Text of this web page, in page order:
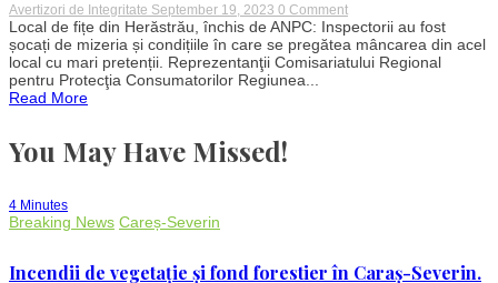
Avertizori de Integritate September 19, 2023 0 Commenton
Local
de
fițe
din
găsite
Local de fițe din Herăstrău, închis de ANPC: Inspectorii au fost
șocați de mizeria și condițiile în care se pregătea mâncarea din acel
local cu mari pretenții. Reprezentanţii Comisariatului Regional
pentru Protecţia Consumatorilor Regiunea...
Read More
You May Have Missed!
4 Minutes
Breaking News Careș-Severin
Incendii de vegetație și fond forestier în Caraș-Severin.